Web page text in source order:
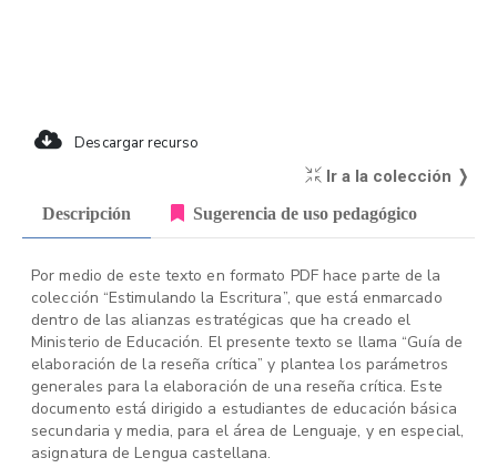
Descargar recurso
Ir a la colección ❭
Descripción Sugerencia de uso pedagógico
Por medio de este texto en formato PDF hace parte de la
colección “Estimulando la Escritura”, que está enmarcado
dentro de las alianzas estratégicas que ha creado el
Ministerio de Educación. El presente texto se llama “Guía de
elaboración de la reseña crítica” y plantea los parámetros
generales para la elaboración de una reseña crítica. Este
documento está dirigido a estudiantes de educación básica
secundaria y media, para el área de Lenguaje, y en especial,
asignatura de Lengua castellana.